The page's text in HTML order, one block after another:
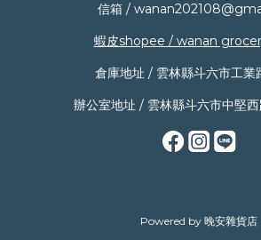
信箱 /
蝦皮shopee / wanan
倉庫地址 / 雲林縣斗六市工業
辦公室地址 / 雲林縣斗六市中堅
Powered by 晚安雜貨店